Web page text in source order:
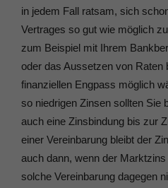
in jedem Fall ratsam, sich
Vertrages so gut wie möglich
zum Beispiel mit Ihrem
oder das Aussetzen von Raten
finanziellen Engpass möglich
so niedrigen Zinsen sollten Sie
auch eine Zinsbindung bis zur
einer Vereinbarung bleibt der
auch dann, wenn der
solche Vereinbarung dagegen